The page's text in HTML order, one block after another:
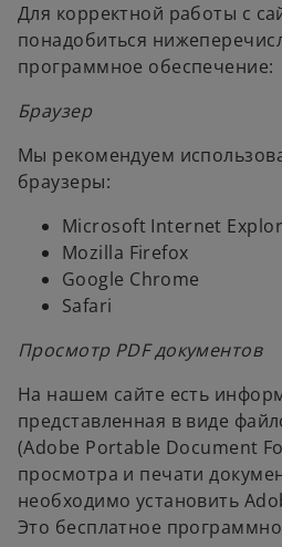
Для корректной работы с
понадобиться
программное обеспечение:
Браузер
Мы рекомендуем
браузеры:
Microsoft Internet
Mozilla Firefox
Google Chrome
Safari
Просмотр PDF документов
На нашем сайте есть
представленная в виде
(Adobe Portable Document
просмотра и печати
необходимо установить
Это бесплатное